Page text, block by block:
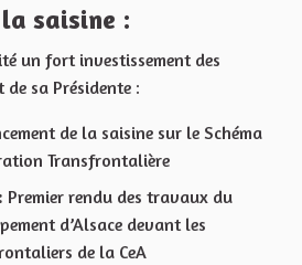
saisine :
un fort investissement des
de sa Présidente :
de la saisine sur le Schéma
Transfrontalière
Premier rendu des travaux du
d’Alsace devant les
de la CeA